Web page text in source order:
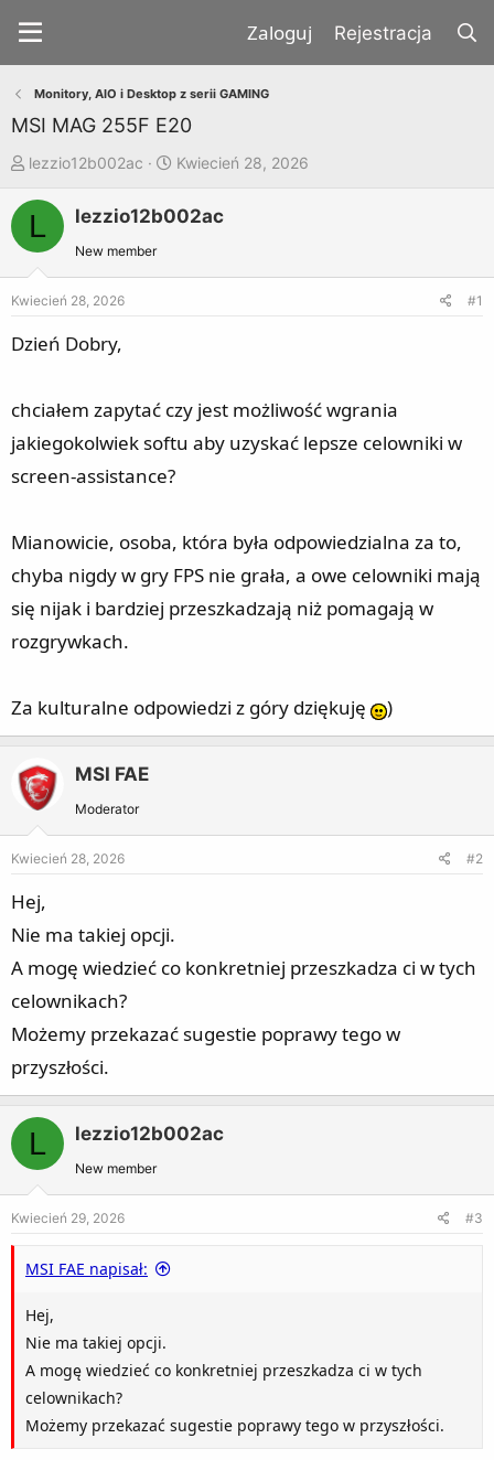
Rejestracja
Monitory, AIO i Desktop z serii GAMING
MSI MAG 255F E20
T
r
d
t
r
t
lezzio12b002ac
R
z
y
Kwiecień 28, 2026
L lezzio12b002ac
New member
Kwiecień 28, 2026 #1
Dzień Dobry,
chciałem zapytać czy jest możliwość wgrania
jakiegokolwiek softu aby uzyskać lepsze celowniki w
screen-assistance?
Mianowicie, osoba, która była odpowiedzialna za to,
chyba nigdy w gry FPS nie grała, a owe celowniki mają
się nijak i bardziej przeszkadzają niż pomagają w
rozgrywkach.
Za kulturalne odpowiedzi z góry dziękuję )
MSI FAE
Moderator
Kwiecień 28, 2026 #2
Hej,
Nie ma takiej opcji.
A mogę wiedzieć co konkretniej przeszkadza ci w tych
celownikach?
Możemy przekazać sugestie poprawy tego w
przyszłości.
L lezzio12b002ac
New member
Kwiecień 29, 2026 #3
MSI FAE napisał:
Hej,
Nie ma takiej opcji.
A mogę wiedzieć co konkretniej przeszkadza ci w tych
celownikach?
Możemy przekazać sugestie poprawy tego w przyszłości.